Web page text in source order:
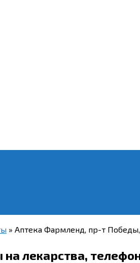
» Аптека Фармленд, пр-т
лекарства,